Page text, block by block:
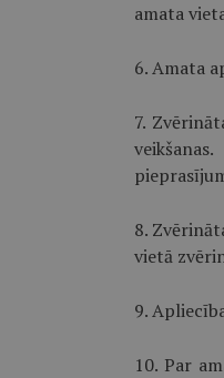
amata
6. Amata
7.
8.
vietā
9.
10. Par